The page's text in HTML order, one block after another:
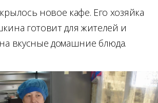
новое кафе. Его хозяйка
готовит для жителей и
вкусные домашние блюда.